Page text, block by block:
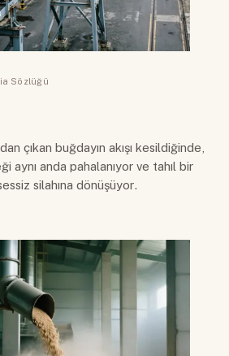
Sözlüğü
çıkan buğdayın akışı kesildiğinde,
aynı anda pahalanıyor ve tahıl bir
silahına dönüşüyor.